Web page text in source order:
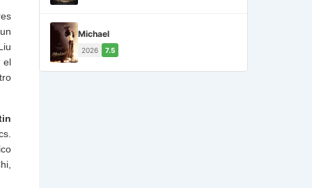
el
Michael
2026 7.5